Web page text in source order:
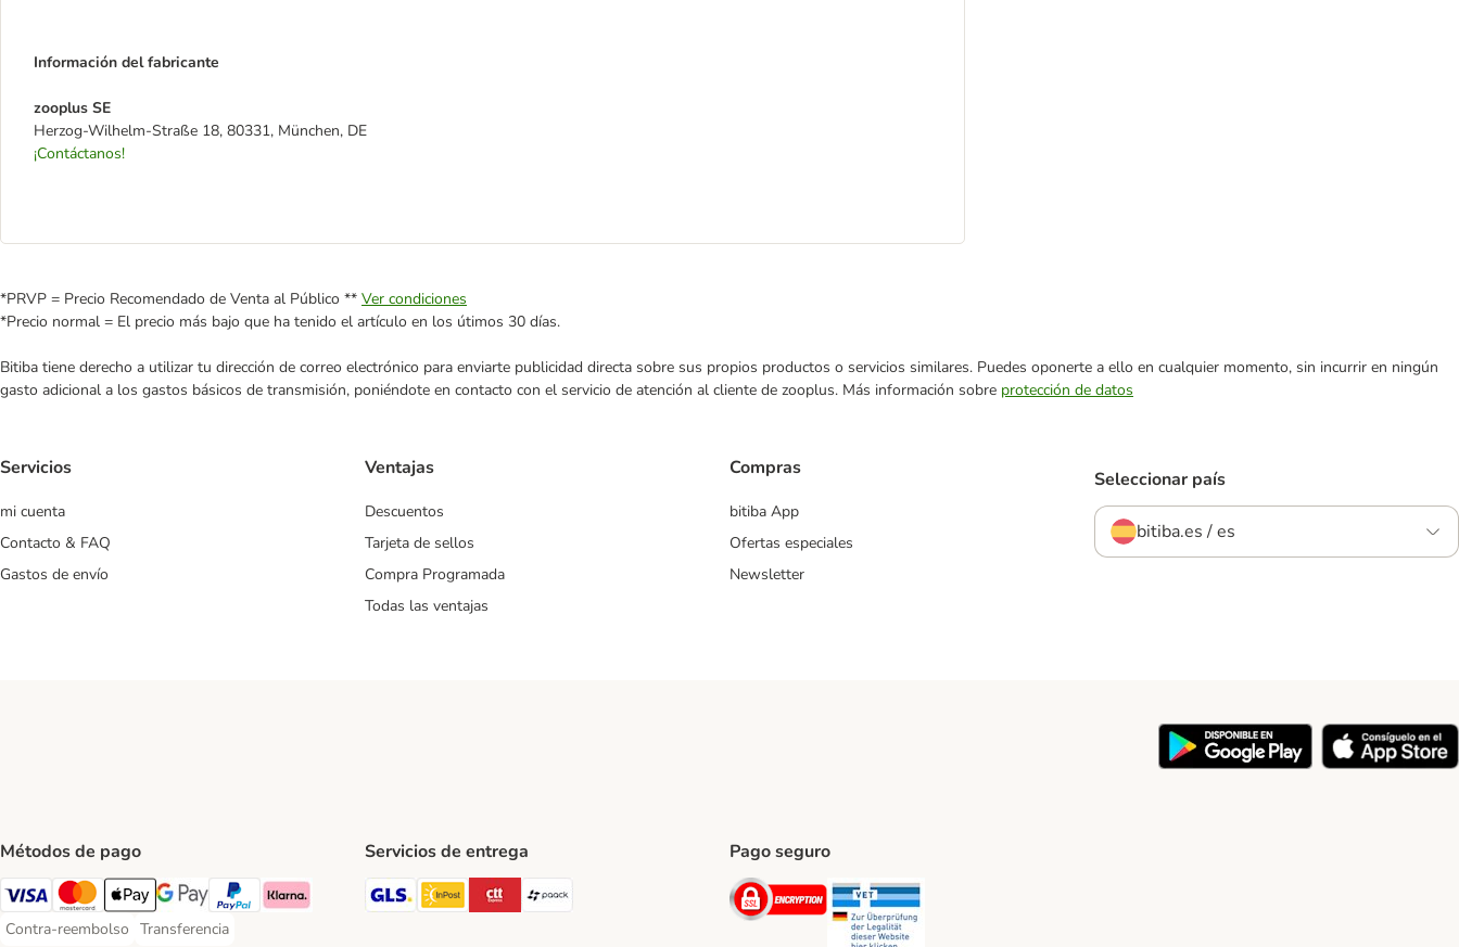
Información del fabricante
zooplus SE
Herzog-Wilhelm-Straße 18, 80331, München, DE
¡Contáctanos!
*PRVP = Precio Recomendado de Venta al Público ** Ver condiciones
*Precio normal = El precio más bajo que ha tenido el artículo en los útimos 30 días.
Bitiba tiene derecho a utilizar tu dirección de correo electrónico para enviarte publicidad directa sobre sus propios productos o servicios similares. Puedes oponerte a ello en cualquier momento, sin incurrir en ningún
gasto adicional a los gastos básicos de transmisión, poniéndote en contacto con el servicio de atención al cliente de zooplus. Más información sobre protección de datos
Servicios
mi cuenta
Contacto & FAQ
Gastos de envío
Ventajas
Descuentos
Tarjeta de sellos
Compra Programada
Todas las ventajas
Compras
bitiba App
Ofertas especiales
Newsletter
Seleccionar país
bitiba.es / es
Métodos de pago
Visa Payment Method
Mastercard Payment Method
Apple Pay Payment Method
Google Pay Payment Method
PayPal Payment Method
Klarna Payment Method
Contra-reembolso
Contra-reembolso Payment Method
Transferencia
Transferencia Payment Method
Servicios de entrega
GLS Shipping Method
InPost Shipping Method
CTTExpress Shipping Method
paack Shipping Method
Pago seguro
Security